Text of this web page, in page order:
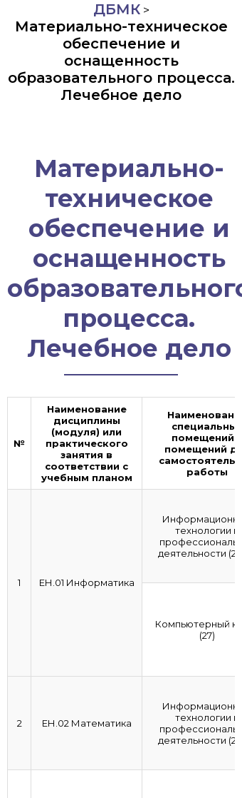
ДБМК>
Материально-техническое
обеспечение и
оснащенность
образовательного процесса.
Лечебное дело
Материально-
техническое
обеспечение и
оснащенность
образовательного
процесса.
Лечебное дело
№
Наименование
дисциплины
(модуля) или
практического
занятия в
соответствии с
учебным планом
Наименование
специальных
помещений и
помещений
работы
1 ЕН.01 Информатика
технологии в
деятельности
Компьютерный
(27)
2 ЕН.02 Математика
технологии в
деятельности